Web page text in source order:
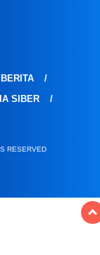
SIBER
RESERVED